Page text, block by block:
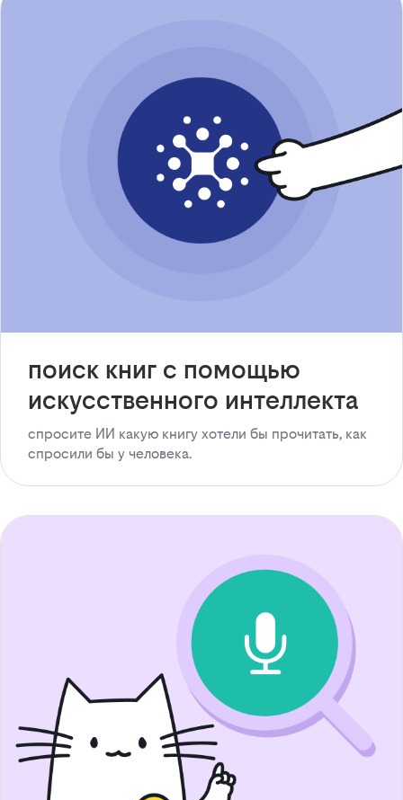
поиск книг с помощью
искусственного интеллекта
спросите ИИ какую книгу хотели бы прочитать, как
спросили бы у человека.